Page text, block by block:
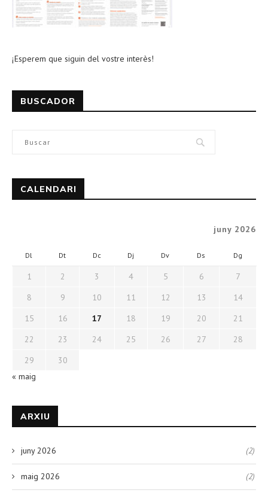
¡Esperem que siguin del vostre interès!
BUSCADOR
CALENDARI
juny 2026
Dl Dt Dc Dj Dv Ds Dg
1 2 3 4 5 6
7
8
9 10 11 12 13
14
15
16 17 18 19 20
21
22
23 24 25 26 27
28
29
30
« maig
ARXIU
juny 2026 (2)
maig 2026 (2)